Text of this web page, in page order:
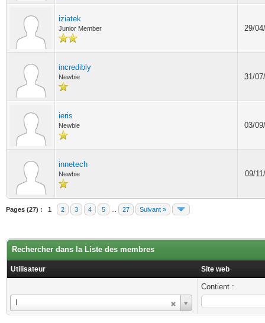
iziatek
Junior Member 29/
incredibly
Newbie 31/
ieris
Newbie 03/
innetech
Newbie 09/
Pages (27) : 1 2 3 4 5 27 Suivant »
Rechercher dans la Liste des membres
Utilisateur Site web
Utilisateur
Contient :